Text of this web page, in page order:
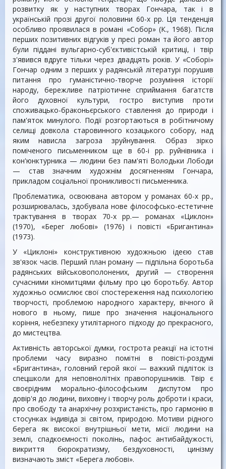
розвитку як у наступних творах Гончара, так і в
українській прозі другої половини 60-х pp. Ця тенденція
особливо проявилася в романі «Собор» (К., 1968). Після
перших позитивних відгуків у пресі роман та його автор
були піддані вульгарно-суб'єктивістській критиці, і твір
з'явився вдруге тільки через двадцять років. У «Соборі»
Гончар одним з перших у радянській літературі порушив
питання про гуманістично-творче розуміння історії
народу, бережливе патріотичне сприймання багатств
його духовної культури, гостро виступив проти
споживацько-браконьєрського ставлення до природи і
пам'яток минулого. Події розгортаються в робітничому
селищі довкола старовинного козацького собору, над
яким нависла загроза зруйнування. Образ зірко
поміченого письменником ще в 60-і pp. руйнівника і
кон'юнктурника — людини без пам'яті Володьки Лободи
— став значним художнім досягненням Гончара,
прикладом соціальної проникливості письменника.
Проблематика, освоювана автором у романах 60-х pp.,
розширювалась, здобувала нове філософсько-естетичне
трактування в творах 70-х pp.— романах «Циклон»
(1970), «Берег любові» (1976) і повісті «Бригантина»
(1973).
У «Циклоні» конструктивною художньою ідеєю став
зв'язок часів. Перший план роману — підпільна боротьба
радянських військовополонених, другий — створення
сучасними кіномитцями фільму про цю боротьбу. Автор
художньо осмислює свої спостереження над психологією
творчості, проблемою народного характеру, вічного й
нового в ньому, пише про значення національного
коріння, небезпеку утилітарного підходу до прекрасного,
до мистецтва.
Активність авторської думки, гострота реакції на істотні
проблеми часу виразно помітні в повісті-роздумі
«Бригантина», головний герой якої — важкий підліток із
спецшколи для неповнолітніх правопорушників. Твір є
своєрідним морально-філософським диспутом про
довір'я до людини, виховну і творчу роль доброти і краси,
про свободу та анархічну розхристаність, про гармонію в
стосунках індивіда зі світом, природою. Мотиви рідного
берега як високої внутрішньої мети, місії людини на
землі, спадкоємності поколінь, пафос антибайдужості,
викриття бюрократизму, бездуховності, цинізму
визначають зміст «Берега любові».